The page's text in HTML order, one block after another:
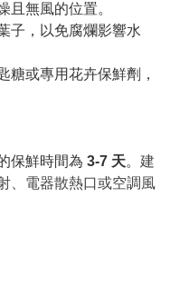
且無風的位置。
子，以免腐爛影響水
糖或專用花卉保鮮劑，
保鮮時間為 3-7 天。 建
、電器散熱口或空調風